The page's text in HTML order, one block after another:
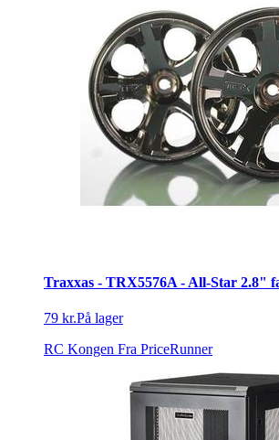
Traxxas - TRX5576A - All-Star 2.8"
79 kr.På lager
RC Kongen Fra PriceRunner